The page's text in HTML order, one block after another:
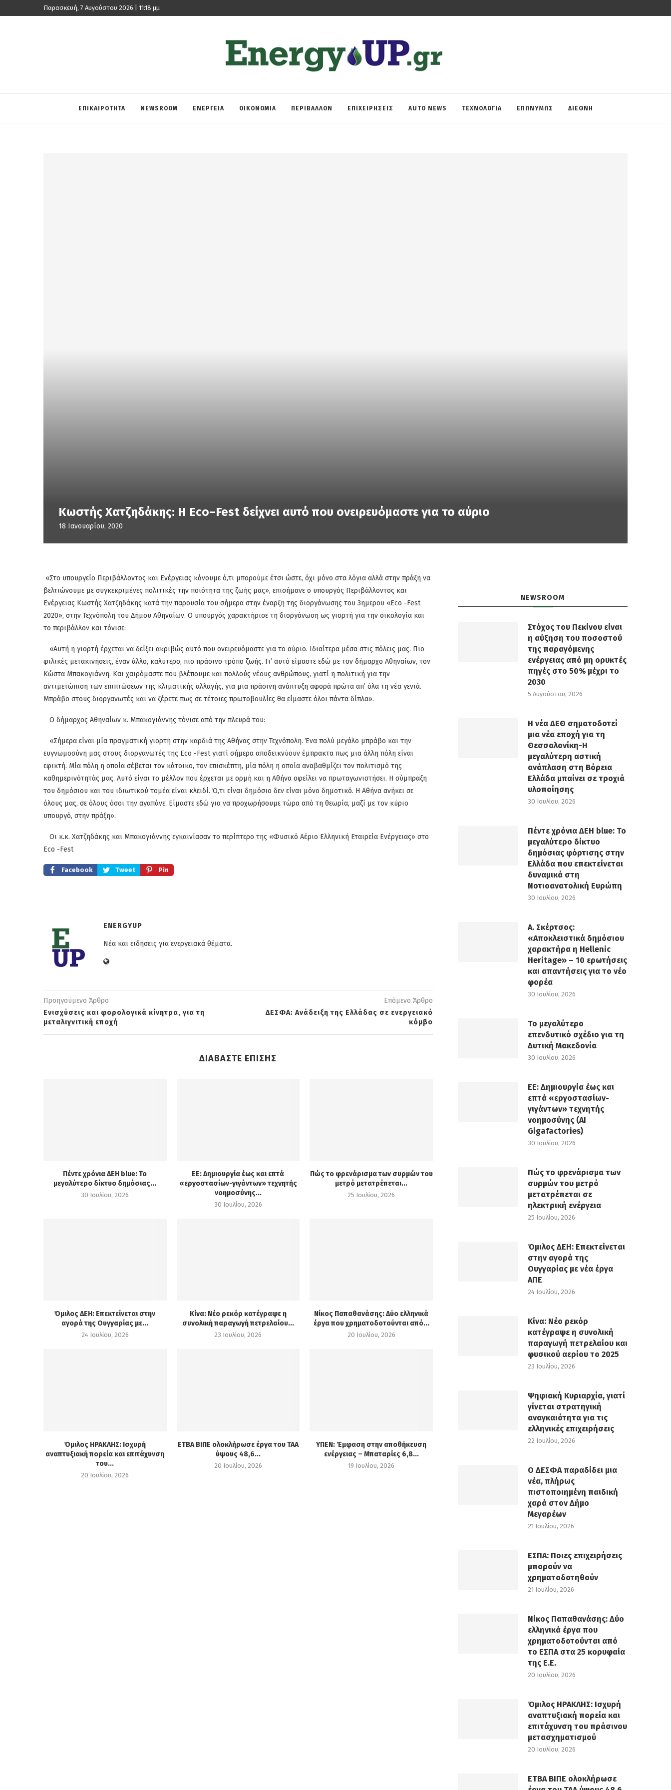
Παρασκευή, 7 Αυγούστου 2026 | 11:18 μμ
ΕΠΙΚΑΙΡΟΤΗΤΑ NEWSROOM ΕΝΕΡΓΕΙΑ ΟΙΚΟΝΟΜΙΑ ΠΕΡΙΒΑΛΛΟΝ ΕΠΙΧΕΙΡΗΣΕΙΣ AUTO NEWS ΤΕΧΝΟΛΟΓΙΑ ΕΠΩΝΥΜΩΣ ΔΙΕΘΝΗ
Κωστής Χατζηδάκης: Η Eco–Fest δείχνει αυτό που ονειρευόμαστε για το αύριο
18 Ιανουαρίου, 2020
«Στο υπουργείο Περιβάλλοντος και Ενέργειας κάνουμε ό,τι μπορούμε έτσι ώστε, όχι μόνο στα λόγια αλλά στην πράξη να
βελτιώνουμε με συγκεκριμένες πολιτικές την ποιότητα της ζωής μας», επισήμανε ο υπουργός Περιβάλλοντος και
Ενέργειας Κωστής Χατζηδάκης κατά την παρουσία του σήμερα στην έναρξη της διοργάνωσης του 3ημερου «Eco -Fest
2020», στην Τεχνόπολη του Δήμου Αθηναίων. Ο υπουργός χαρακτήρισε τη διοργάνωση ως γιορτή για την οικολογία και
το περιβάλλον και τόνισε:
«Αυτή η γιορτή έρχεται να δείξει ακριβώς αυτό που ονειρευόμαστε για το αύριο. Ιδιαίτερα μέσα στις πόλεις μας. Πιο
φιλικές μετακινήσεις, έναν άλλο, καλύτερο, πιο πράσινο τρόπο ζωής. Γι’ αυτό είμαστε εδώ με τον δήμαρχο Αθηναίων, τον
Κώστα Μπακογιάννη. Και χαιρόμαστε που βλέπουμε και πολλούς νέους ανθρώπους, γιατί η πολιτική για την
αντιμετώπιση των επιπτώσεων της κλιματικής αλλαγής, για μια πράσινη ανάπτυξη αφορά πρώτα απ’ όλα τη νέα γενιά.
Μπράβο στους διοργανωτές και να ξέρετε πως σε τέτοιες πρωτοβουλίες θα είμαστε όλοι πάντα δίπλα».
Ο δήμαρχος Αθηναίων κ. Μπακογιάννης τόνισε από την πλευρά του:
«Σήμερα είναι μία πραγματική γιορτή στην καρδιά της Αθήνας στην Τεχνόπολη. Ένα πολύ μεγάλο μπράβο και την
ευγνωμοσύνη μας στους διοργανωτές της Eco -Fest γιατί σήμερα αποδεικνύουν έμπρακτα πως μια άλλη πόλη είναι
εφικτή. Μία πόλη η οποία σέβεται τον κάτοικο, τον επισκέπτη, μία πόλη η οποία αναβαθμίζει τον πολιτισμό της
καθημερινότητάς μας. Αυτό είναι το μέλλον που έρχεται με ορμή και η Αθήνα οφείλει να πρωταγωνιστήσει. Η σύμπραξη
του δημόσιου και του ιδιωτικού τομέα είναι κλειδί. Ό,τι είναι δημόσιο δεν είναι μόνο δημοτικό. Η Αθήνα ανήκει σε
όλους μας, σε όλους όσοι την αγαπάνε. Είμαστε εδώ για να προχωρήσουμε τώρα από τη θεωρία, μαζί με τον κύριο
υπουργό, στην πράξη».
Οι κ.κ. Χατζηδάκης και Μπακογιάννης εγκαινίασαν το περίπτερο της «Φυσικό Αέριο Ελληνική Εταιρεία Ενέργειας» στο
Eco -Fest
Facebook Tweet Pin
ENERGYUP
Νέα και ειδήσεις για ενεργειακά θέματα.
Προηγούμενο Άρθρο
Ενισχύσεις και φορολογικά κίνητρα, για τη
μεταλιγνιτική εποχή
Επόμενο Άρθρο
ΔΕΣΦΑ: Ανάδειξη της Ελλάδας σε ενεργειακό
κόμβο
ΔΙΑΒΑΣΤΕ ΕΠΙΣΗΣ
Πέντε χρόνια ΔΕΗ blue: Το
μεγαλύτερο δίκτυο δημόσιας...
30 Ιουλίου, 2026
ΕΕ: Δημιουργία έως και επτά
«εργοστασίων-γιγάντων» τεχνητής
νοημοσύνης...
30 Ιουλίου, 2026
Πώς το φρενάρισμα των συρμών του
μετρό μετατρέπεται...
25 Ιουλίου, 2026
Όμιλος ΔΕΗ: Επεκτείνεται στην
αγορά της Ουγγαρίας με...
24 Ιουλίου, 2026
Κίνα: Νέο ρεκόρ κατέγραψε η
συνολική παραγωγή πετρελαίου...
23 Ιουλίου, 2026
Νίκος Παπαθανάσης: Δύο ελληνικά
έργα που χρηματοδοτούνται από...
20 Ιουλίου, 2026
Όμιλος ΗΡΑΚΛΗΣ: Ισχυρή
αναπτυξιακή πορεία και επιτάχυνση
του...
20 Ιουλίου, 2026
ΕΤΒΑ ΒΙΠΕ ολοκλήρωσε έργα του ΤΑΑ
ύψους 48,6...
20 Ιουλίου, 2026
ΥΠΕΝ: Έμφαση στην αποθήκευση
ενέργειας – Μπαταρίες 6,8...
19 Ιουλίου, 2026
NEWSROOM
Στόχος του Πεκίνου είναι
η αύξηση του ποσοστού
της παραγόμενης
ενέργειας από μη ορυκτές
πηγές στο 50% μέχρι το
2030
5 Αυγούστου, 2026
Η νέα ΔΕΘ σηματοδοτεί
μια νέα εποχή για τη
Θεσσαλονίκη-Η
μεγαλύτερη αστική
ανάπλαση στη Βόρεια
Ελλάδα μπαίνει σε τροχιά
υλοποίησης
30 Ιουλίου, 2026
Πέντε χρόνια ΔΕΗ blue: Το
μεγαλύτερο δίκτυο
δημόσιας φόρτισης στην
Ελλάδα που επεκτείνεται
δυναμικά στη
Νοτιοανατολική Ευρώπη
30 Ιουλίου, 2026
Α. Σκέρτσος:
«Αποκλειστικά δημόσιου
χαρακτήρα η Hellenic
Heritage» – 10 ερωτήσεις
και απαντήσεις για το νέο
φορέα
30 Ιουλίου, 2026
Το μεγαλύτερο
επενδυτικό σχέδιο για τη
Δυτική Μακεδονία
30 Ιουλίου, 2026
ΕΕ: Δημιουργία έως και
επτά «εργοστασίων-
γιγάντων» τεχνητής
νοημοσύνης (AI
Gigafactories)
30 Ιουλίου, 2026
Πώς το φρενάρισμα των
συρμών του μετρό
μετατρέπεται σε
ηλεκτρική ενέργεια
25 Ιουλίου, 2026
Όμιλος ΔΕΗ: Επεκτείνεται
στην αγορά της
Ουγγαρίας με νέα έργα
ΑΠΕ
24 Ιουλίου, 2026
Κίνα: Νέο ρεκόρ
κατέγραψε η συνολική
παραγωγή πετρελαίου και
φυσικού αερίου το 2025
23 Ιουλίου, 2026
Ψηφιακή Κυριαρχία, γιατί
γίνεται στρατηγική
αναγκαιότητα για τις
ελληνικές επιχειρήσεις
22 Ιουλίου, 2026
Ο ΔΕΣΦΑ παραδίδει μια
νέα, πλήρως
πιστοποιημένη παιδική
χαρά στον Δήμο
Μεγαρέων
21 Ιουλίου, 2026
ΕΣΠΑ: Ποιες επιχειρήσεις
μπορούν να
χρηματοδοτηθούν
21 Ιουλίου, 2026
Νίκος Παπαθανάσης: Δύο
ελληνικά έργα που
χρηματοδοτούνται από
το ΕΣΠΑ στα 25 κορυφαία
της Ε.Ε.
20 Ιουλίου, 2026
Όμιλος ΗΡΑΚΛΗΣ: Ισχυρή
αναπτυξιακή πορεία και
επιτάχυνση του πράσινου
μετασχηματισμού
20 Ιουλίου, 2026
ΕΤΒΑ ΒΙΠΕ ολοκλήρωσε